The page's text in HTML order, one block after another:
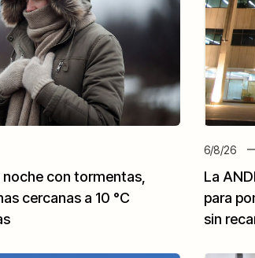
con tormentas,
cercanas a 10 °C
6/8/26
La
para
sin